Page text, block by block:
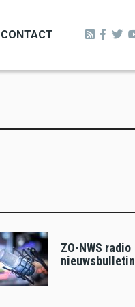
CONTACT
ZO-NWS radio
nieuwsbulletin